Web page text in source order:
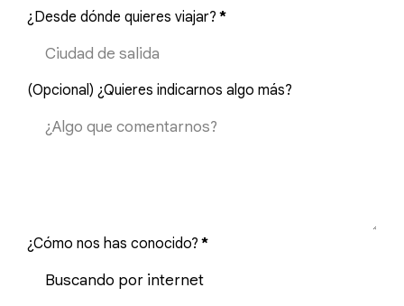
¿Desde dónde quieres viajar? *
(Opcional) ¿Quieres indicarnos algo más?
¿Cómo nos has conocido? *